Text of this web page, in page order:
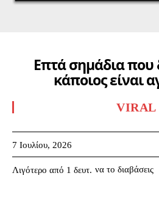
Επτά σημάδια που
κάποιος είναι
VIRAL
7 Ιουλίου, 2026
Λιγότερο από 1 δευτ. να το διαβάσεις